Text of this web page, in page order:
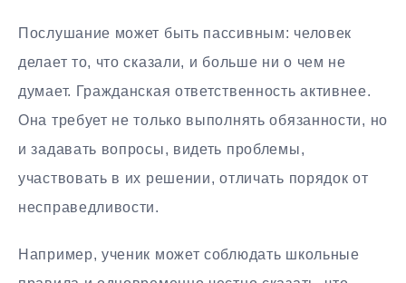
Послушание может быть пассивным: человек
делает то, что сказали, и больше ни о чем не
думает. Гражданская ответственность активнее.
Она требует не только выполнять обязанности, но
и задавать вопросы, видеть проблемы,
участвовать в их решении, отличать порядок от
несправедливости.
Например, ученик может соблюдать школьные